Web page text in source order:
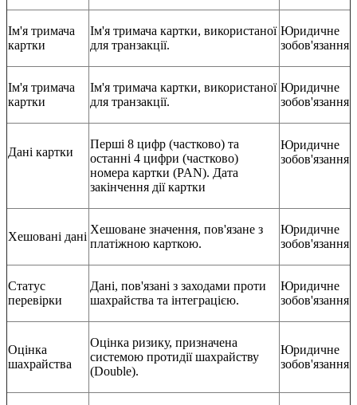
Ім'я тримача
картки
Ім'я тримача картки, використаної
для транзакції.
Юридичне
зобов'язання
Ім'я тримача
картки
Ім'я тримача картки, використаної
для транзакції.
Юридичне
зобов'язання
Дані картки
Перші 8 цифр (частково) та
останні 4 цифри (частково)
номера картки (PAN). Дата
закінчення дії картки
Юридичне
зобов'язання
Хешовані дані
Хешоване значення, пов'язане з
платіжною карткою.
Юридичне
зобов'язання
Статус
перевірки
Дані, пов'язані з заходами проти
шахрайства та інтеграцією.
Юридичне
зобов'язання
Оцінка
шахрайства
Оцінка ризику, призначена
системою протидії шахрайству
(Double).
Юридичне
зобов'язання